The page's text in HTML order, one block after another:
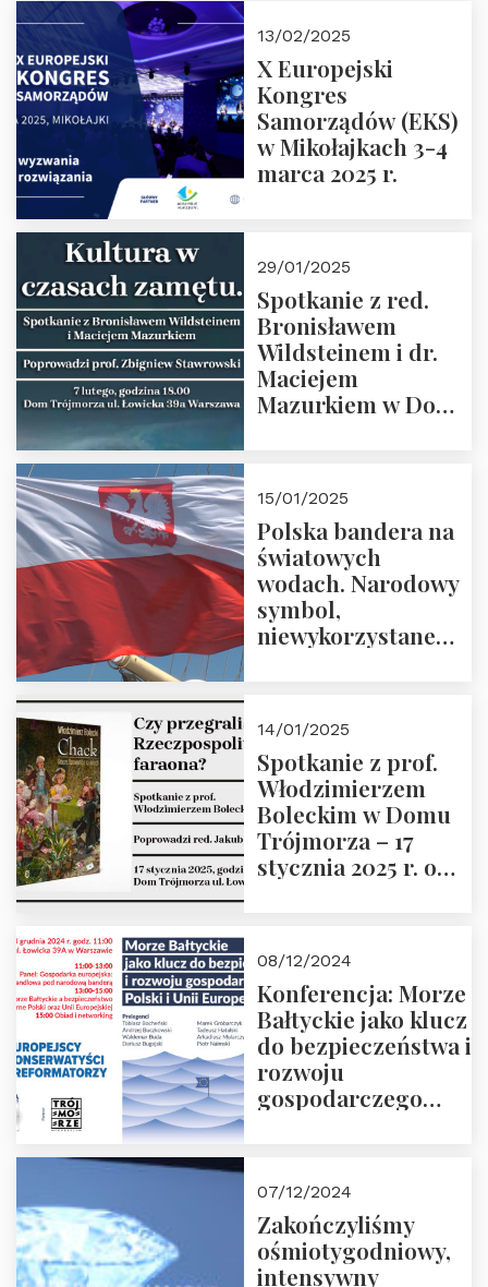
Zapraszamy
13/02/2025
X Europejski
Kongres
Samorządów (EKS)
w Mikołajkach 3-4
marca 2025 r.
29/01/2025
Spotkanie z red.
Bronisławem
Wildsteinem i dr.
Maciejem
Mazurkiem w Domu
Prowadzi prof.
Zbigniew
Stawrowski
15/01/2025
Polska bandera na
światowych
wodach. Narodowy
symbol,
niewykorzystane
14/01/2025
Spotkanie z prof.
Włodzimierzem
Boleckim w Domu
Trójmorza – 17
stycznia 2025 r. o
08/12/2024
Konferencja: Morze
Bałtyckie jako klucz
do bezpieczeństwa i
rozwoju
gospodarczego
ZAPRASZAMY
07/12/2024
Zakończyliśmy
ośmiotygodniowy,
intensywny